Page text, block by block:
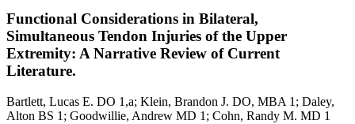
Functional Considerations in Bilateral,
Simultaneous Tendon Injuries of the Upper
Extremity: A Narrative Review of Current
Literature.
Bartlett, Lucas E. DO 1,a; Klein, Brandon J. DO, MBA 1; Daley,
Alton BS 1; Goodwillie, Andrew MD 1; Cohn, Randy M. MD 1